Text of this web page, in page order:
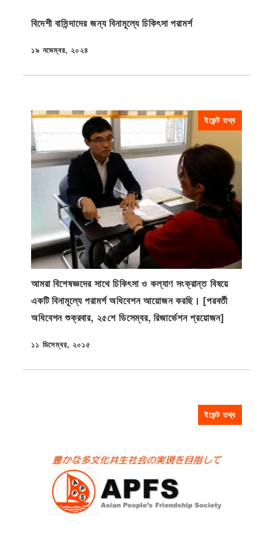
বিদেশী বাসিন্দাদের জন্য বিনামূল্যে চিকিৎসা পরামর্শ
প্রকাশিত
১৯ নভেম্বর, ২০২৪
ইভেন্ট তথ্য
আমরা বিশেষজ্ঞদের সাথে চিকিৎসা ও কল্যাণ সংক্রান্ত বিষয়ে
একটি বিনামূল্যে পরামর্শ অধিবেশন আয়োজন করছি। [পরবর্তী
অধিবেশন শুক্রবার, ২৫শে ডিসেম্বর, রিজার্ভেশন প্রয়োজন]
প্রকাশিত
১১ ডিসেম্বর, ২০১৫
ইভেন্ট তথ্য